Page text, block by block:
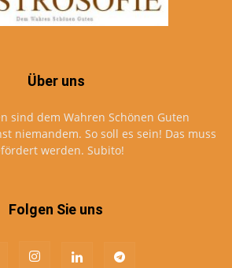
Über uns
sind dem Wahren Schönen Guten
niemandem. So soll es sein! Das muss
werden. Subito!
Folgen Sie uns